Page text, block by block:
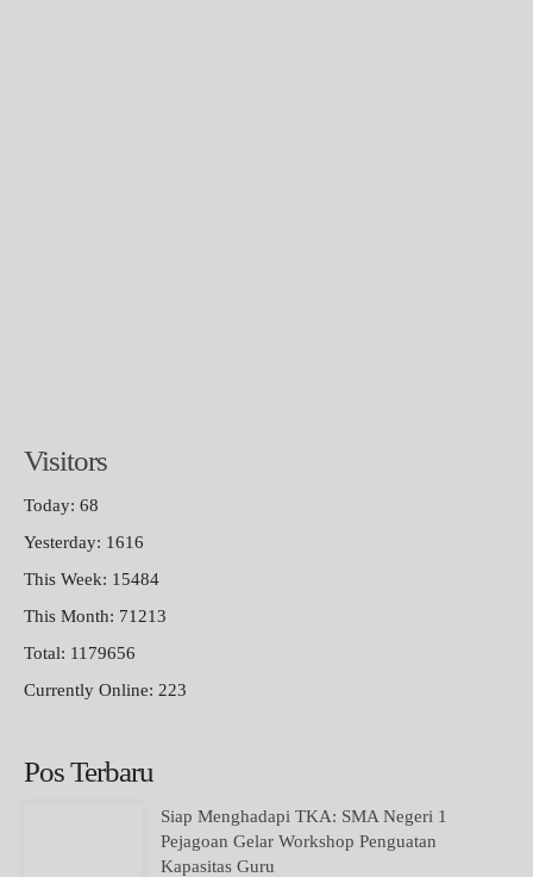
Visitors
Today: 68
Yesterday: 1616
This Week: 15484
This Month: 71213
Total: 1179656
Currently Online: 223
Pos Terbaru
Siap Menghadapi TKA: SMA Negeri 1
Pejagoan Gelar Workshop Penguatan
Kapasitas Guru